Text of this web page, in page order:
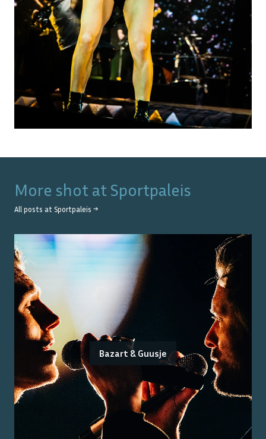
More shot at Sportpaleis
All posts at Sportpaleis →
Bazart & Guusje